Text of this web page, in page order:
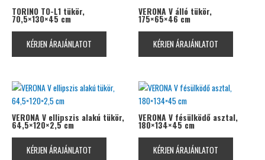
TORINO TO-L1 tükör,
70,5×130×45 cm
KÉRJEN ÁRAJÁNLATOT
VERONA V álló tükör,
175×65×46 cm
KÉRJEN ÁRAJÁNLATOT
VERONA V ellipszis alakú tükör,
64,5×120×2,5 cm
KÉRJEN ÁRAJÁNLATOT
VERONA V fésülködő asztal,
180×134×45 cm
KÉRJEN ÁRAJÁNLATOT